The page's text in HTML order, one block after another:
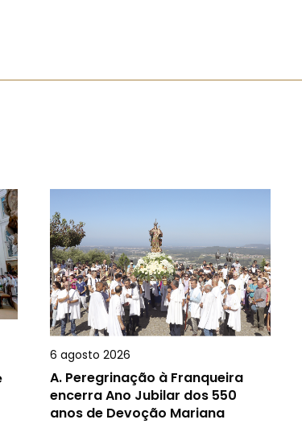
6 agosto 2026
A. Peregrinação à Franqueira
encerra Ano Jubilar dos 550
anos de Devoção Mariana